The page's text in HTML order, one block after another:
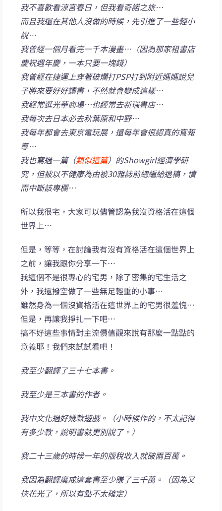
我不喜歡看涼宮春日，但我看奇諾之旅…
而且我還在其他人沒做的時候，先引進了一些輕小
說…
我曾經一個月看完一千本漫畫…（因為那家租書店
慶祝週年慶，一本只要一塊錢）
我曾經在捷運上穿著破爛打PSP打到附近媽媽說兒
子將來要好好讀書，不然就會變成這樣…
我經常逛光華商場…也經常去新瑞書店…
我每次去日本必去秋葉原和中野…
我每年都會去東京電玩展，還每年會很認真的寫報
導…
我也寫過一篇（類似這篇）的Showgirl經濟學研
究，但被以不健康為由被30雜誌前總編給退稿，憤
而中斷該專欄…
所以我很宅，大家可以儘管認為我沒資格活在這個
世界上…
但是，等等，在討論我有沒有資格活在這個世界上
之前，讓我跟你分享一下…
我這個不是很專心的宅男，除了密集的宅生活之
外，我還撥空做了一些無足輕重的小事…
雖然身為一個沒資格活在這世界上的宅男很羞愧…
但是，再讓我掙扎一下吧…
搞不好這些事情對主流價值觀來說有那麼一點點的
意義耶！我們來試試看吧！
我至少翻譯了三十七本書。
我至少是三本書的作者。
我中文化過好幾款遊戲。（小時候作的，不太記得
有多少款，說明書就更別說了。）
我二十三歲的時候一年的版稅收入就破兩百萬。
我因為翻譯魔戒這套書至少賺了三千萬。（因為又
快花光了，所以有點不太確定）